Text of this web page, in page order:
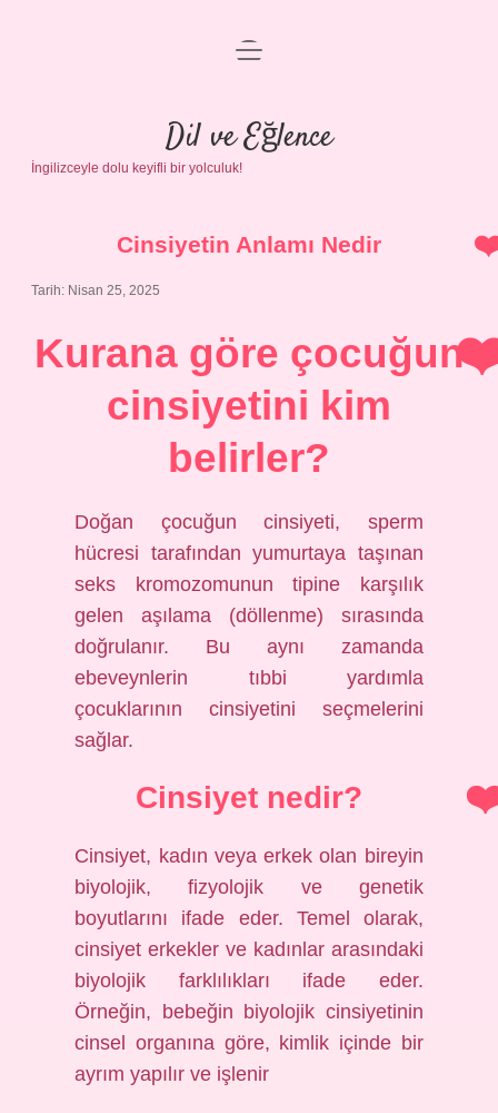
Anasayfa
Gizlilik Politikası
Yasal Uyarı
menüyü
Dil ve Eğlence
İngilizceyle dolu keyifli bir yolculuk!
Cinsiyetin Anlamı Nedir
Tarih: Nisan 25, 2025
Kurana göre çocuğun
cinsiyetini kim
belirler?
Doğan çocuğun cinsiyeti, sperm
hücresi tarafından yumurtaya taşınan
seks kromozomunun tipine karşılık
gelen aşılama (döllenme) sırasında
doğrulanır. Bu aynı zamanda
ebeveynlerin tıbbi yardımla
çocuklarının cinsiyetini seçmelerini
sağlar.
Cinsiyet nedir?
Cinsiyet, kadın veya erkek olan bireyin
biyolojik, fizyolojik ve genetik
boyutlarını ifade eder. Temel olarak,
cinsiyet erkekler ve kadınlar arasındaki
biyolojik farklılıkları ifade eder.
Örneğin, bebeğin biyolojik cinsiyetinin
cinsel organına göre, kimlik içinde bir
ayrım yapılır ve işlenir